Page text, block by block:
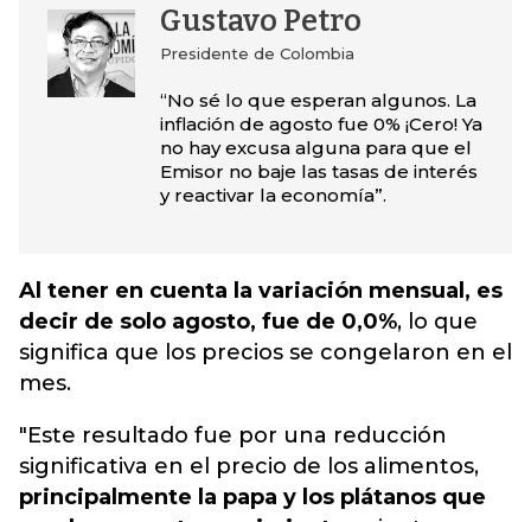
Gustavo Petro
Presidente de Colombia
“No sé lo que esperan algunos. La
inflación de agosto fue 0% ¡Cero! Ya
no hay excusa alguna para que el
Emisor no baje las tasas de interés
y reactivar la economía”.
Al tener en cuenta la variación mensual, es
decir de solo agosto, fue de 0,0%, lo que
significa que los precios se congelaron en el
mes.
"Este resultado fue por una reducción
significativa en el precio de los alimentos,
principalmente la papa y los plátanos que